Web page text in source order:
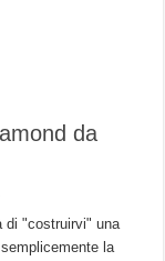
da
di "costruirvi" una
la